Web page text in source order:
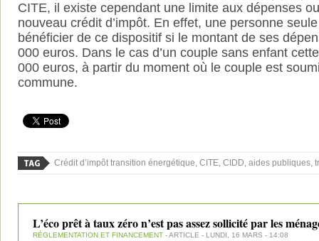
CITE, il existe cependant une limite aux dépenses
nouveau crédit d’impôt. En effet, une personne
bénéficier de ce dispositif si le montant de ses
000 euros. Dans le cas d’un couple sans enfant
000 euros, à partir du moment où le couple est
commune.
Crédit d’impôt transition énergétique, CITE, CIDD, aides publiques,
L’éco prêt à taux zéro n’est pas assez sollicité par les
RÉGLEMENTATION ET FINANCEMENT - ARTICLE - LUNDI, 16 MARS - 14:08